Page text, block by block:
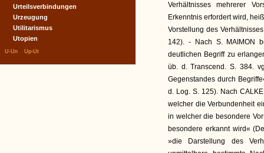
Verhältnisses mehrerer
Erkenntnis erfordert wird,
Vorstellung des
142). - Nach S. MAIMON
deutlichen Begriff zu
üb. d. Transcend. S. 384.
Gegenstandes durch
d. Log. S. 125). Nach
welcher die Verbundenheit
in welcher die besondere
besondere erkannt wird«
»die Darstellung des
Urteilsverbindungen
Urzeugung
Utilitarismus
Utopien
U-Un Up-Ut